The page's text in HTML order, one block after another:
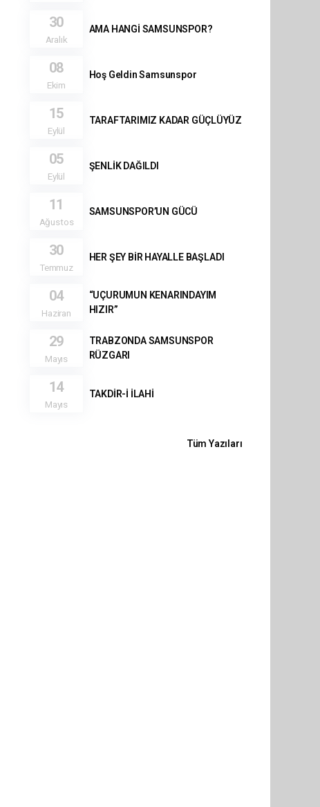
30
Aralık
AMA HANGİ SAMSUNSPOR?
08
Ekim
Hoş Geldin Samsunspor
15
Eylül
TARAFTARIMIZ KADAR GÜÇLÜYÜZ
05
Eylül
ŞENLİK DAĞILDI
11
Ağustos
SAMSUNSPOR’UN GÜCÜ
30
Temmuz
HER ŞEY BİR HAYALLE BAŞLADI
04
Haziran
“UÇURUMUN KENARINDAYIM
HIZIR”
29
Mayıs
TRABZONDA SAMSUNSPOR
RÜZGARI
14
Mayıs
TAKDİR-İ İLAHİ
Tüm Yazıları